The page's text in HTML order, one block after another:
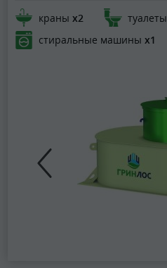
краны х2 туалеты
стиральные машины х1